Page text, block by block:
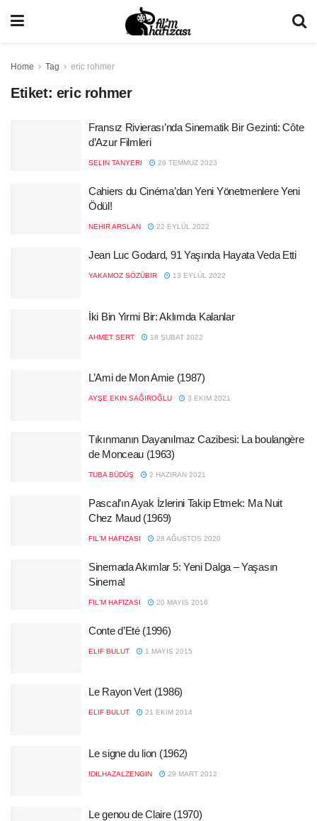
Home Tag eric rohmer
Etiket: eric rohmer
Fransız Rivierası’nda Sinematik Bir Gezinti: Côte
d’Azur Filmleri
SELIN TANYERI 29 TEMMUZ 2023
Cahiers du Cinéma’dan Yeni Yönetmenlere Yeni
Ödül!
NEHIR ARSLAN 22 EYLÜL 2022
Jean Luc Godard, 91 Yaşında Hayata Veda Etti
YAKAMOZ SÖZÜBIR 13 EYLÜL 2022
İki Bin Yirmi Bir: Aklımda Kalanlar
AHMET SERT 18 ŞUBAT 2022
L’Ami de Mon Amie (1987)
AYŞE EKIN SAĞIROĞLU 3 EKIM 2021
Tıkınmanın Dayanılmaz Cazibesi: La boulangère
de Monceau (1963)
TUBA BÜDÜŞ 2 HAZIRAN 2021
Pascal’ın Ayak İzlerini Takip Etmek: Ma Nuit
Chez Maud (1969)
FIL'M HAFIZASI 28 AĞUSTOS 2020
Sinemada Akımlar 5: Yeni Dalga – Yaşasın
Sinema!
FIL'M HAFIZASI 20 MAYIS 2016
Conte d’Eté (1996)
ELIF BULUT 1 MAYIS 2015
Le Rayon Vert (1986)
ELIF BULUT 21 EKIM 2014
Le signe du lion (1962)
IDILHAZALZENGIN 29 MART 2012
Le genou de Claire (1970)